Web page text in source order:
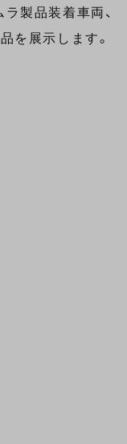
製品装着車両、
を展示します。